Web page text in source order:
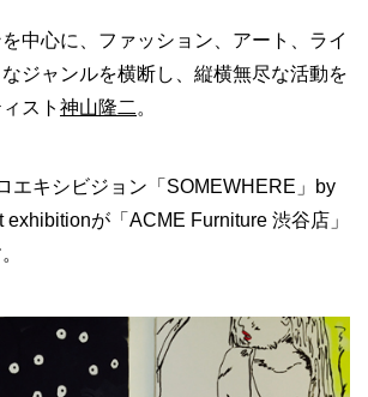
中心に、ファッション、アート、ライ
ジャンルを横断し、縦横無尽な活動を
スト 神山隆二 。
エキシビジョン「SOMEWHERE」by
exhibitionが「ACME Furniture 渋谷店」